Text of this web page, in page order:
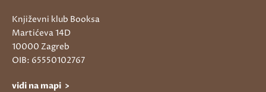
Književni klub Booksa
Martićeva 14D
10000 Zagreb
OIB: 65550102767
vidi na mapi >